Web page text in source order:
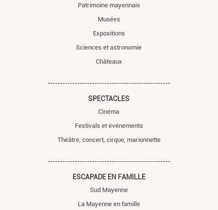
Patrimoine mayennais
Musées
Expositions
Sciences et astronomie
Châteaux
SPECTACLES
Cinéma
Festivals et événements
Théâtre, concert, cirque, marionnette
ESCAPADE EN FAMILLE
Sud Mayenne
La Mayenne en famille